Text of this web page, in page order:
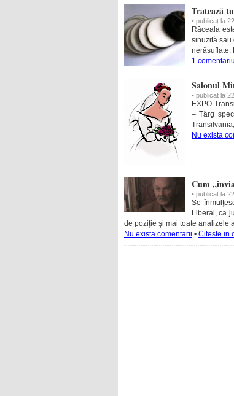
Tratează
• publicat la
Răceala
sinuzită sau
nerăsuflate.
1 comentariu
Salonul
• publicat la
EXPO
– Târg
Nu exista
Cum
• publicat la
Se
Liberal, ca
de poziţie şi mai toate analizele
Nu exista comentarii • Citeste in